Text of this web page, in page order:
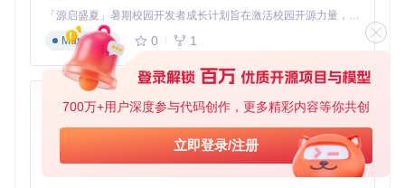
700万+用户深度参与代码创作，更多精彩内容等你共创
立即登录/注册
二级标题创建状态列（Todo/In-Progress/Completed）
列表项添加任务卡片，支持富文本格式
操作验证：创建测试看板后，尝试拖拽任务卡片至不同状态
列，检查是否同步更新
3.2 教学材料场景：时间轴功能梳理知识体系
场景描述：课程大纲和历史事件梳理
问题分析：线性文本难以展示时间关联关系
解决方案：时间轴功能按时间顺序组织内容，支持多媒体插入
「源启盛夏」暑期校园开发者成长计划旨在激活校园开源力量，通过积分激励、认证扶持、资源倾斜等形式，引导高校组织和开发者完成「入驻 — 建项目 — 做贡献 — 获认证 — 得资源」的完整闭环。无论你是想带领社团入驻平台的组织者，还是希望用代码贡献证明自己的开发者，都能在这里找到属于你的成长路径。
Markdown
0 1
py-xiaozhi
基于Python的Xiaozhi AI，适用于想要完整Xiaozhi体验而无需拥有专用硬件的用户。
Python
0 1